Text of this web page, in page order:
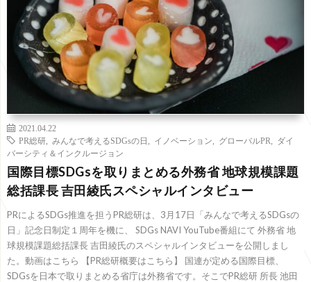
2021.04.22
PR総研
みんなで考えるSDGsの日 イノベーション グローバルPR
ダイ
バーシティ＆インクルージョン
国際目標SDGsを取りまとめる外務省 地球規模課題
総括課長 吉田綾氏スペシャルインタビュー
PRによるSDGs推進を担うPR総研は、3月17日「みんなで考えるSDGsの
日」記念日制定１周年を機に、 SDGs NAVI YouTube番組にて 外務省 地
球規模課題総括課長 吉田綾氏のスペシャルインタビューを公開しまし
た。動画はこちら 【PR総研概要はこちら】 国連が定める国際目標、
SDGsを日本で取りまとめる省庁は外務省です。そこでPR総研 所長 池田